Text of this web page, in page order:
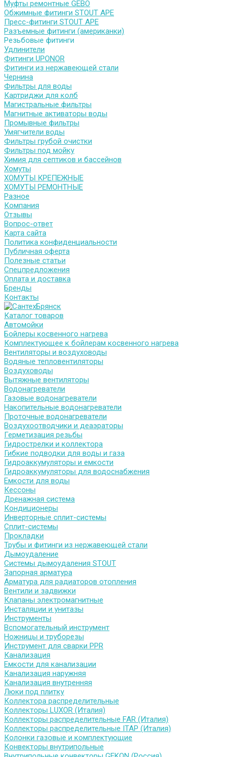
Муфты ремонтные GEBO
Обжимные фитинги STOUT APE
Пресс-фитинги STOUT APE
Разъемные фитинги (американки)
Резьбовые фитинги
Удлинители
Фитинги UPONOR
Фитинги из нержавеющей стали
Чернина
Фильтры для воды
Картриджи для колб
Магистральные фильтры
Магнитные активаторы воды
Промывные фильтры
Умягчители воды
Фильтры грубой очистки
Фильтры под мойку
Химия для септиков и бассейнов
Хомуты
ХОМУТЫ КРЕПЕЖНЫЕ
ХОМУТЫ РЕМОНТНЫЕ
Разное
Компания
Отзывы
Вопрос-ответ
Карта сайта
Политика конфиденциальности
Публичная оферта
Полезные статьи
Спецпредложения
Оплата и доставка
Бренды
Контакты
Каталог товаров
Автомойки
Бойлеры косвенного нагрева
Комплектующее к бойлерам косвенного нагрева
Вентиляторы и воздуховоды
Водяные тепловентиляторы
Воздуховоды
Вытяжные вентиляторы
Водонагреватели
Газовые водонагреватели
Накопительные водонагреватели
Проточные водонагреватели
Воздухоотводчики и деаэраторы
Герметизация резьбы
Гидрострелки и коллектора
Гибкие подводки для воды и газа
Гидроаккумуляторы и емкости
Гидроаккумуляторы для водоснабжения
Емкости для воды
Кессоны
Дренажная система
Кондиционеры
Инверторные сплит-системы
Сплит-системы
Прокладки
Трубы и фитинги из нержавеющей стали
Дымоудаление
Системы дымоудаления STOUT
Запорная арматура
Арматура для радиаторов отопления
Вентили и задвижки
Клапаны электромагнитные
Инсталяции и унитазы
Инструменты
Вспомогательный инструмент
Ножницы и труборезы
Инструмент для сварки PPR
Канализация
Емкости для канализации
Канализация наружняя
Канализация внутренняя
Люки под плитку
Коллектора распределительные
Коллекторы LUXOR (Италия)
Коллекторы распределительные FAR (Италия)
Коллекторы распределительные ITAP (Италия)
Колонки газовые и комплектующие
Конвекторы внутрипольные